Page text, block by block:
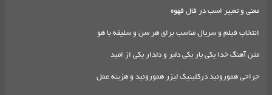
معنی و تعبیر اسب در فال قهوه
انتخاب فیلم و سریال مناسب برای هر سن و سلیقه با هو
متن آهنگ خدا یکی یار یکی دلبر و دلدار یکی از امید
جراحی هموروئید درکلینیک لیزر هموروئید و هزینه عمل